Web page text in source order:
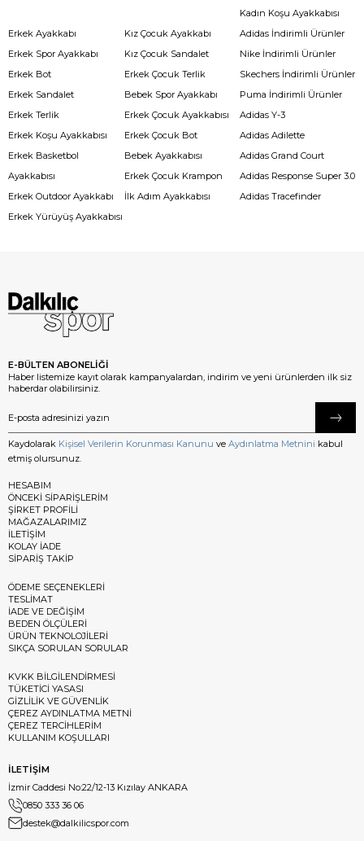
Kadın Koşu Ayakkabısı
Erkek Ayakkabı
Erkek Spor Ayakkabı
Erkek Bot
Erkek Sandalet
Erkek Terlik
Erkek Koşu Ayakkabısı
Erkek Basketbol
Ayakkabısı
Erkek Outdoor Ayakkabı
Erkek Yürüyüş Ayakkabısı
Kız Çocuk Ayakkabı
Kız Çocuk Sandalet
Erkek Çocuk Terlik
Bebek Spor Ayakkabı
Erkek Çocuk Ayakkabısı
Erkek Çocuk Bot
Bebek Ayakkabısı
Erkek Çocuk Krampon
İlk Adım Ayakkabısı
Adidas İndirimli Ürünler
Nike İndirimli Ürünler
Skechers İndirimli Ürünler
Puma İndirimli Ürünler
Adidas Y-3
Adidas Adilette
Adidas Grand Court
Adidas Response Super 3.0
Adidas Tracefinder
E-BÜLTEN ABONELİĞİ
Haber listemize kayıt olarak kampanyalardan, indirim ve yeni ürünlerden ilk siz
haberdar olabilirsiniz.
Kaydolarak Kişisel Verilerin Korunması Kanunu ve Aydınlatma Metnini kabul
etmiş olursunuz.
HESABIM
ÖNCEKİ SİPARİŞLERİM
ŞİRKET PROFİLİ
MAĞAZALARIMIZ
İLETİŞİM
KOLAY İADE
SİPARİŞ TAKİP
ÖDEME SEÇENEKLERİ
TESLİMAT
İADE VE DEĞİŞİM
BEDEN ÖLÇÜLERİ
ÜRÜN TEKNOLOJİLERİ
SIKÇA SORULAN SORULAR
KVKK BİLGİLENDİRMESİ
TÜKETİCİ YASASI
GİZLİLİK VE GÜVENLİK
ÇEREZ AYDINLATMA METNİ
ÇEREZ TERCİHLERİM
KULLANIM KOŞULLARI
İLETİŞİM
İzmir Caddesi No:22/12-13 Kızılay ANKARA
0850 333 36 06
destek@dalkilicspor.com